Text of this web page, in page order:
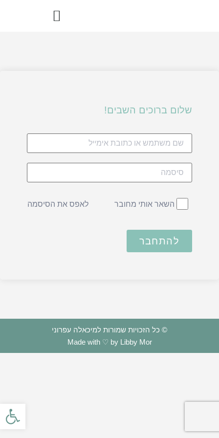
פתח
שלום ברוכים השבים!
השאר אותי מחובר לאפס את הסיסמה
להתחבר
© כל הזכויות שמורות למיכאלה עפרוני
Made with ♡ by Libby Mor